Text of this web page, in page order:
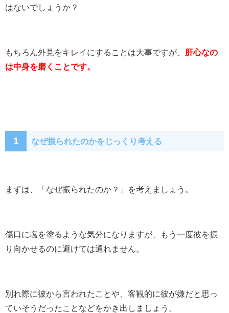
はないでしょうか？
もちろん外見をキレイにすることは大事ですが、
肝心なの
は中身を磨くことです。
1 なぜ振られたのかをじっくり考える
まずは、「なぜ振られたのか？」を考えましょう。
傷口に塩を塗るような気分になりますが、もう一度彼を振
り向かせるのに避けては通れません。
別れ際に彼から言われたことや、客観的に彼が嫌だと思っ
ていそうだったことなどをかき出しましょう。